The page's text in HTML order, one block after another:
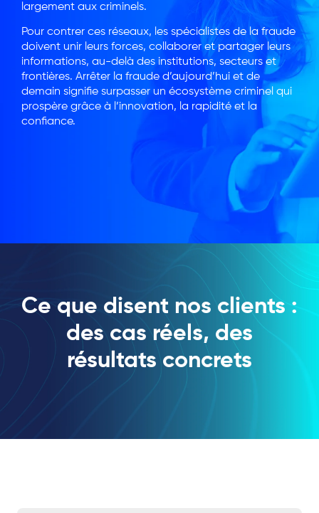
largement aux criminels.
Pour contrer ces réseaux, les spécialistes de la fraude
doivent unir leurs forces, collaborer et partager leurs
informations, au-delà des institutions, secteurs et
frontières. Arrêter la fraude d’aujourd’hui et de
demain signifie surpasser un écosystème criminel qui
prospère grâce à l’innovation, la rapidité et la
confiance.
Ce que disent nos clients :
des cas réels, des
résultats concrets